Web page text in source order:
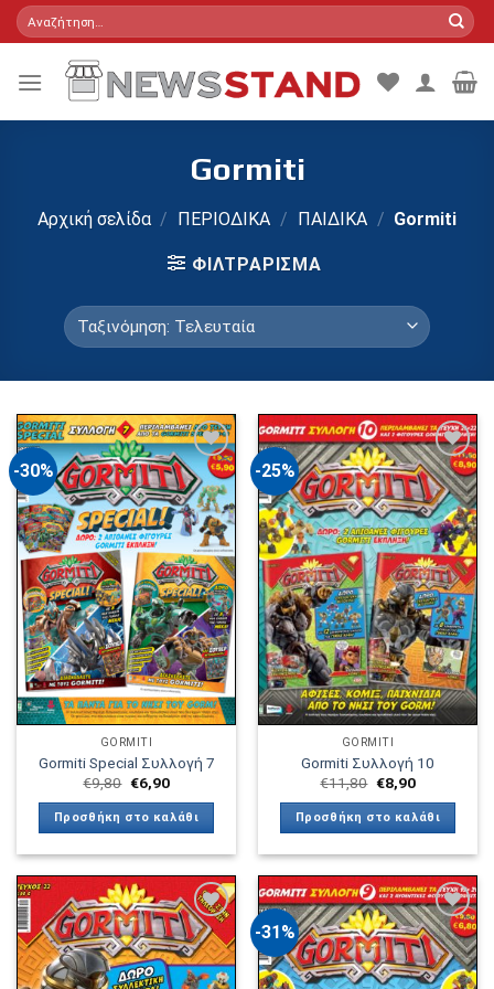
Skip
to
Αναζήτηση
για:
Gormiti
Αρχική σελίδα / ΠΕΡΙΟΔΙΚΑ / ΠΑΙΔΙΚΑ / Gormiti
ΦΙΛΤΡΆΡΙΣΜΑ
-30%
Πρόσθήκη
στην λίστα
επιθυμιών
GORMITI
Gormiti Special Συλλογή 7
€9,80 Original
price
€9,80.
€6,90Η
τιμή
είναι:
€6,90.
Προσθήκη στο καλάθι
-25%
Πρόσθήκη
στην λίστα
επιθυμιών
GORMITI
Gormiti Συλλογή 10
€11,80 Original
price
€11,80.
€8,90Η
τιμή
είναι:
€8,90.
Προσθήκη στο καλάθι
Πρόσθήκη
-31%
Πρόσθήκη